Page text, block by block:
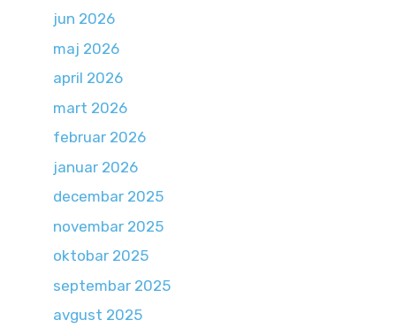
jun 2026
maj 2026
april 2026
mart 2026
februar 2026
januar 2026
decembar 2025
novembar 2025
oktobar 2025
septembar 2025
avgust 2025